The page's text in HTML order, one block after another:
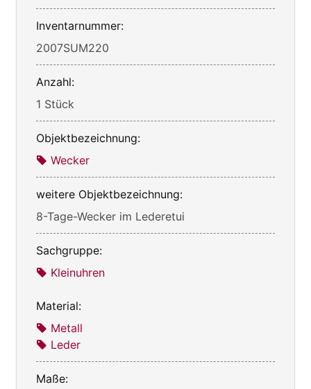
Inventarnummer:
2007SUM220
Anzahl:
1 Stück
Objektbezeichnung:
Wecker
weitere Objektbezeichnung:
8-Tage-Wecker im Lederetui
Sachgruppe:
Kleinuhren
Material:
Metall
Leder
Maße: